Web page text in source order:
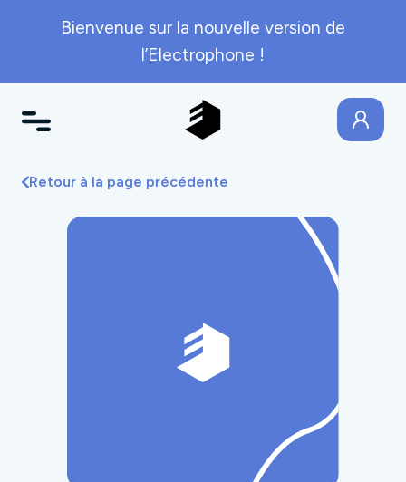
Bienvenue sur la nouvelle version de
l’Electrophone !
Retour à la page précédente